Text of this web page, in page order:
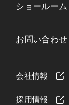
ショールーム
お問い合わせ
会社情報
採用情報